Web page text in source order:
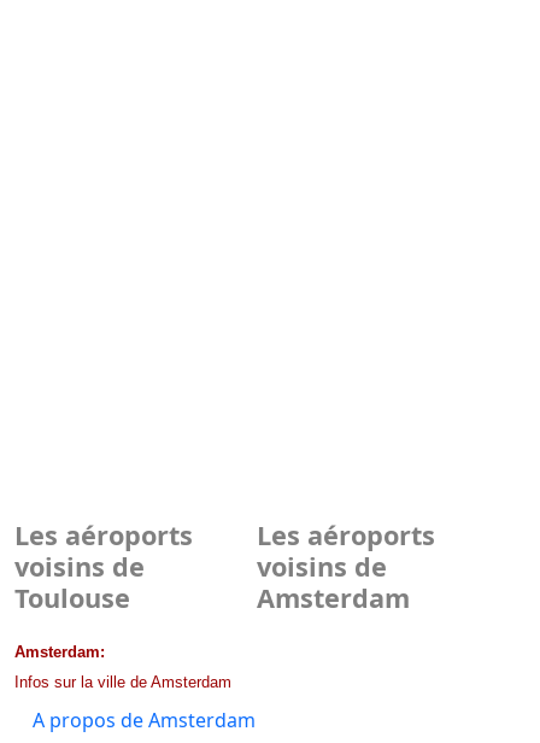
Les aéroports
voisins de
Toulouse
Les aéroports
voisins de
Amsterdam
Amsterdam:
Infos sur la ville de Amsterdam
A propos de Amsterdam